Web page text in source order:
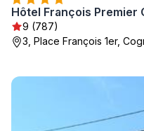
Hôtel François Premier
9 (787)
3, Place François 1er,